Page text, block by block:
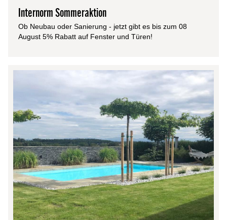
Internorm Sommeraktion
Ob Neubau oder Sanierung - jetzt gibt es bis zum 08
August 5% Rabatt auf Fenster und Türen!